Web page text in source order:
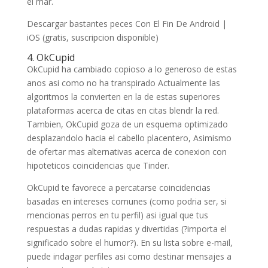
Descargar bastantes peces Con El Fin De Android |
iOS (gratis, suscripcion disponible)
4. OkCupid
OkCupid ha cambiado copioso a lo generoso de estas
anos asi­ como no ha transpirado Actualmente las
algoritmos la convierten en la de estas superiores
plataformas acerca de citas en citas blendr la red.
Tambien, OkCupid goza de un esquema optimizado
desplazandolo hacia el cabello placentero, Asimismo
de ofertar mas alternativas acerca de conexion con
hipoteticos coincidencias que Tinder.
OkCupid te favorece a percatarse coincidencias
basadas en intereses comunes (como podri­a ser, si
mencionas perros en tu perfil) asi­ igual que tus
respuestas a dudas rapidas y divertidas (?importa el
significado sobre el humor?). En su lista sobre e-mail,
puede indagar perfiles asi­ como destinar mensajes a